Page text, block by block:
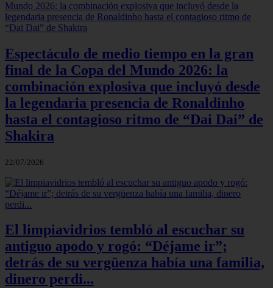
Espectáculo de medio tiempo en la gran
final de la Copa del Mundo 2026: la
combinación explosiva que incluyó desde
la legendaria presencia de Ronaldinho
hasta el contagioso ritmo de “Dai Dai” de
Shakira
22/07/2026
El limpiavidrios tembló al escuchar su
antiguo apodo y rogó: “Déjame ir”;
detrás de su vergüenza había una familia,
dinero perdi...